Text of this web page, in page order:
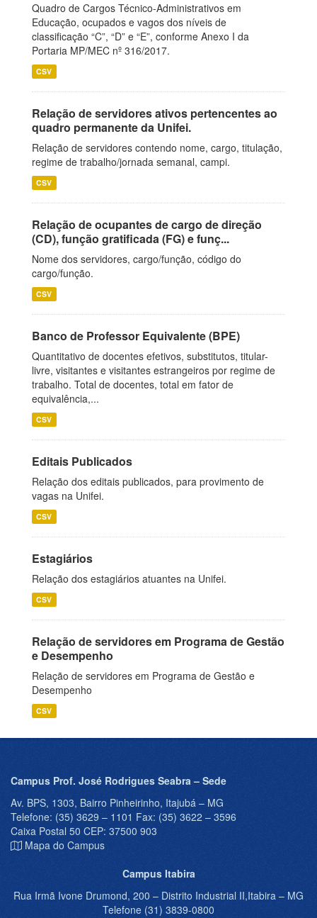
Quadro de Cargos Técnico-Administrativos em
Educação, ocupados e vagos dos níveis de
classificação “C”, “D” e “E”, conforme Anexo I da
Portaria MP/MEC nº 316/2017.
CSV
Relação de servidores ativos pertencentes ao
quadro permanente da Unifei.
Relação de servidores contendo nome, cargo, titulação,
regime de trabalho/jornada semanal, campi.
CSV
Relação de ocupantes de cargo de direção
(CD), função gratificada (FG) e funç...
Nome dos servidores, cargo/função, código do
cargo/função.
CSV
Banco de Professor Equivalente (BPE)
Quantitativo de docentes efetivos, substitutos, titular-
livre, visitantes e visitantes estrangeiros por regime de
trabalho. Total de docentes, total em fator de
equivalência,...
CSV
Editais Publicados
Relação dos editais publicados, para provimento de
vagas na Unifei.
CSV
Estagiários
Relação dos estagiários atuantes na Unifei.
CSV
Relação de servidores em Programa de Gestão
e Desempenho
Relação de servidores em Programa de Gestão e
Desempenho
CSV
Campus Prof. José Rodrigues Seabra – Sede
Av. BPS, 1303, Bairro Pinheirinho, Itajubá – MG
Telefone: (35) 3629 – 1101 Fax: (35) 3622 – 3596
Caixa Postal 50 CEP: 37500 903
Mapa do Campus
Campus Itabira
Rua Irmã Ivone Drumond, 200 – Distrito Industrial II,Itabira – MG
Telefone (31) 3839-0800